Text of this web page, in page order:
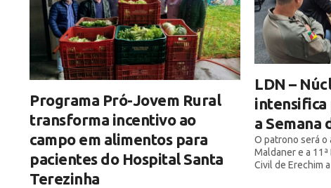
Programa Pró-Jovem Rural
transforma incentivo ao
campo em alimentos para
pacientes do Hospital Santa
Terezinha
LDN –
intensifica
a Semana
O patrono será o
Maldaner e a
Civil de Erechim